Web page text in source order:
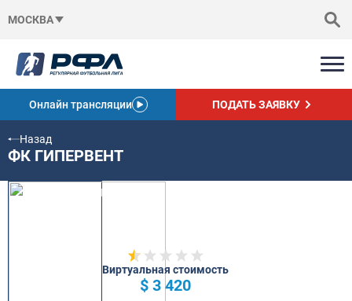
МОСКВА
Онлайн трансляции ПОДАТЬ ЗАЯВКУ
Назад
ФК ГИПЕРВЕНТ
Виртуальная стоимость
$ 3 420